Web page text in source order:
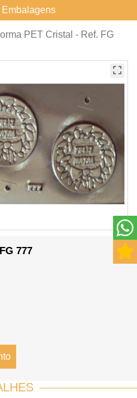
PET Cristal - Ref. FG
777